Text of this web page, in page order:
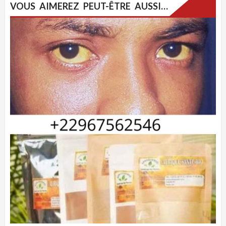
VOUS AIMEREZ PEUT-ÊTRE AUSSI…